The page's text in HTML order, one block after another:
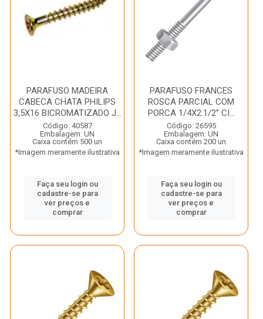
PARAFUSO MADEIRA
CABECA CHATA PHILIPS
3,5X16 BICROMATIZADO J...
Código: 40587
Embalagem: UN
Caixa contém 500 un
*Imagem meramente ilustrativa
Faça seu login ou
cadastre-se para
ver preços e
comprar
PARAFUSO FRANCES
ROSCA PARCIAL COM
PORCA 1/4X2.1/2” CI...
Código: 26595
Embalagem: UN
Caixa contém 200 un
*Imagem meramente ilustrativa
Faça seu login ou
cadastre-se para
ver preços e
comprar